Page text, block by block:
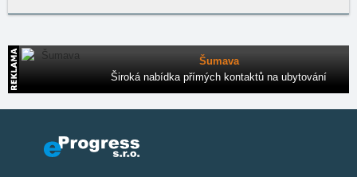
Šumava
Široká nabídka přímých kontaktů na ubytování